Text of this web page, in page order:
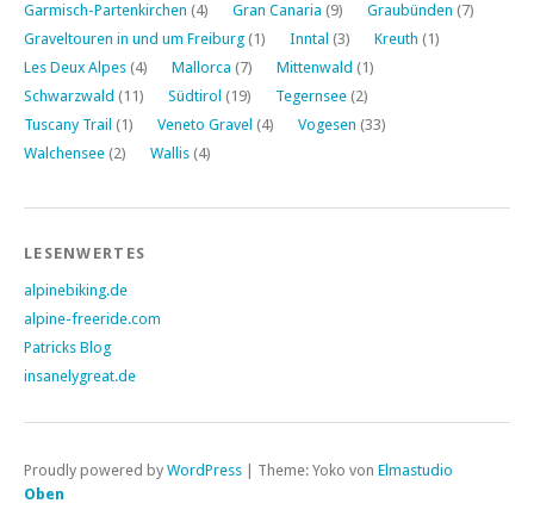
Garmisch-Partenkirchen (4) Gran Canaria (9) Graubünden (7)
Graveltouren in und um Freiburg (1) Inntal (3) Kreuth (1)
Les Deux Alpes (4) Mallorca (7) Mittenwald (1)
Schwarzwald (11) Südtirol (19) Tegernsee (2)
Tuscany Trail (1) Veneto Gravel (4) Vogesen (33)
Walchensee (2) Wallis (4)
LESENWERTES
alpinebiking.de
alpine-freeride.com
Patricks Blog
insanelygreat.de
Proudly powered by WordPress Theme: Yoko von Elmastudio
Oben